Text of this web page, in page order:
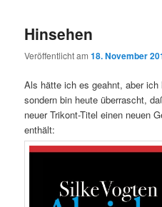
Hinsehen
Veröffentlicht am18. November
Als hätte ich es geahnt, aber
sondern bin heute überrascht,
neuer Trikont-Titel einen neuen
enthält: